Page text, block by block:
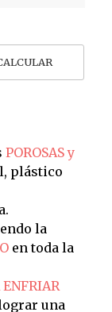
POROSAS y
plástico
la
en toda la
ENFRIAR
una